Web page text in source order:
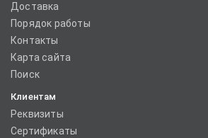
Доставка
Порядок работы
Контакты
Карта сайта
Поиск
Клиентам
Реквизиты
Сертификаты